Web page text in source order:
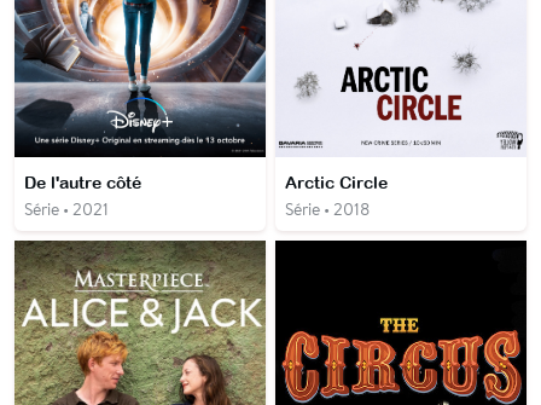
De l'autre côté
Série • 2021
Arctic Circle
Série • 2018